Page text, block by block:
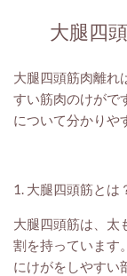
大腿四
大腿四頭筋肉離れ
すい筋肉のけがで
について分かりや
1. 大腿四頭筋とは
大腿四頭筋は、太
割を持っています
にけがをしやすい